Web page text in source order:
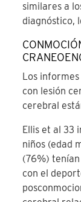
similares a
diagnóstico,
Los
con lesión
cerebral
Ellis et al 33
niños (edad
(76%)
con el